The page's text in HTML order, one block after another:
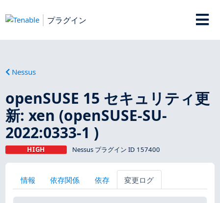
プラグイン
Nessus
openSUSE 15 セキュリティ更
新: xen (openSUSE-SU-
2022:0333-1 )
HIGH Nessus プラグイン ID 157400
情報 依存関係 依存 変更ログ